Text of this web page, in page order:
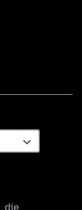
, die